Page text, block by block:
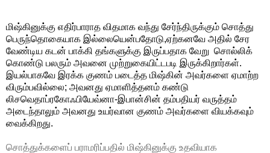
மிஷ்கினுக்கு எதிர்பாராத விதமாக வந்து சேர்ந்திருக்கும் சொத்து
பெருந்தொகையாக இல்லையென்பதோடு,ஏற்கனவே அதில் சேர
வேண்டிய கடன் பாக்கி தங்களுக்கு இருப்பதாக வேறு சொல்லிக்
கொண்டு பலரும் அவனை முற்றுகையிட்டபடி இருக்கிறார்கள்.
இயல்பாகவே இரக்க குணம் படைத்த மிஷ்கின் அவர்களை ஏமாற்ற
விரும்பவில்லை; அவனது ஏமாளித்தனம் கண்டு
லிசவெதாப்ரகோஃபியேவ்னா-இபான்சின் தம்பதியர் வருத்தம்
அடைந்தாலும் அவனது உயர்வான குணம் அவர்களை வியக்கவும்
வைக்கிறது.
சொத்துக்களைப் பராமரிப்பதில் மிஷ்கினுக்கு உதவியாக